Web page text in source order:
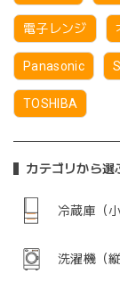
電子レンジ
Panasonic
TOSHIBA
カテゴリから選
冷蔵庫（
洗濯機（